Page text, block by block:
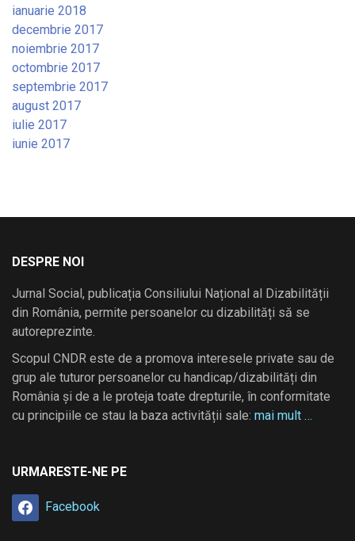
ianuarie 2018
decembrie 2017
noiembrie 2017
octombrie 2017
septembrie 2017
august 2017
iulie 2017
iunie 2017
DESPRE NOI
Jurnal Social, publicația Consiliului Național al Dizabilității
din România, permite persoanelor cu dizabilități să se
autoreprezinte.
Scopul CNDR este de a promova interesele private sau de
grup ale tuturor persoanelor cu handicap/dizabilități din
România și de a le proteja toate drepturile, în conformitate
cu principiile ce stau la baza activității sale: mai mult …
URMARESTE-NE PE
Facebook